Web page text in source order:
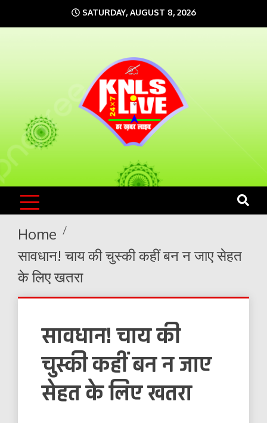
to
SATURDAY, AUGUST 8, 2026
KNLS LIVE
India`s No.1 News Portal
Home
सावधान! चाय की चुस्की कहीं बन न जाए सेहत
के लिए खतरा
सावधान! चाय की
चुस्की कहीं बन न जाए
सेहत के लिए खतरा